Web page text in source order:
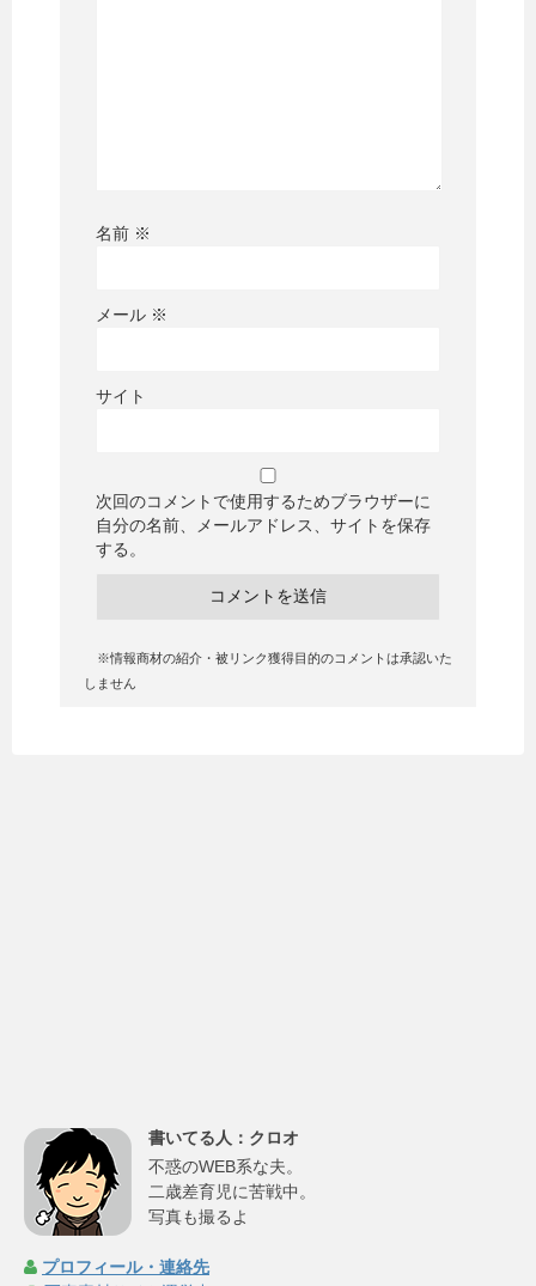
名前 ※
メール ※
サイト
次回のコメントで使用するためブラウザーに
自分の名前、メールアドレス、サイトを保存
する。
※情報商材の紹介・被リンク獲得目的のコメントは承認いた
しません
書いてる人：クロオ
不惑のWEB系な夫。
二歳差育児に苦戦中。
写真も撮るよ
プロフィール・連絡先